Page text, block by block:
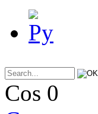
Cos 0